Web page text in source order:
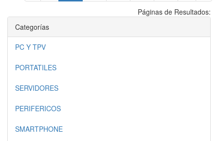
Páginas de Resultados:
Categorías
PC Y TPV
PORTATILES
SERVIDORES
PERIFERICOS
SMARTPHONE